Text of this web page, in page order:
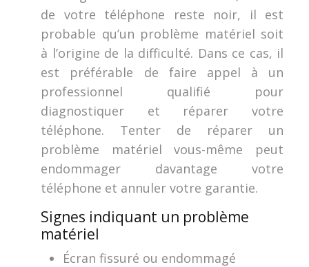
de votre téléphone reste noir, il est
probable qu’un problème matériel soit
à l’origine de la difficulté. Dans ce cas, il
est préférable de faire appel à un
professionnel qualifié pour
diagnostiquer et réparer votre
téléphone. Tenter de réparer un
problème matériel vous-même peut
endommager davantage votre
téléphone et annuler votre garantie.
Signes indiquant un problème
matériel
Écran fissuré ou endommagé